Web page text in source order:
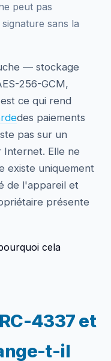
peut pas
sans la
— stockage
256-GCM,
ce qui rend
des paiements
pas sur un
Internet. Elle ne
existe uniquement
de l'appareil et
présente
cela
4337 et
t-il